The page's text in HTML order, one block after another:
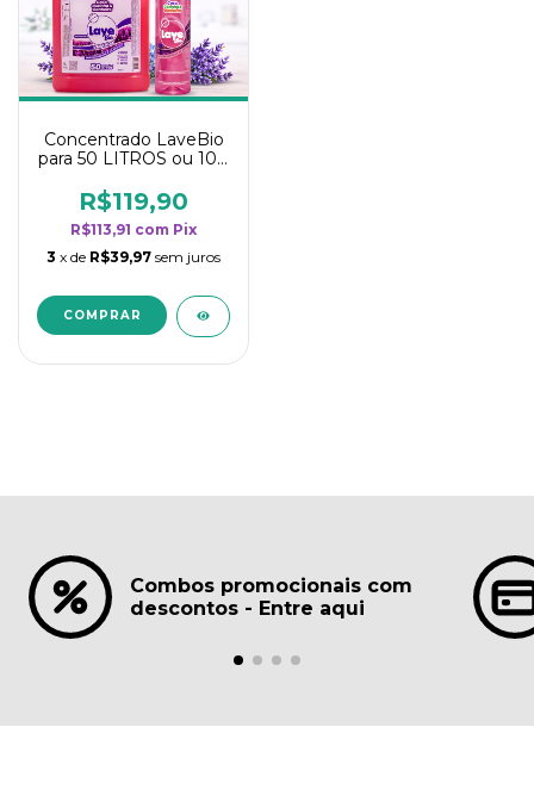
Concentrado LaveBio
para 50 LITROS ou 100
rendimento da
categoria - Lavanda
R$119,90
R$113,91 com Pix
3 x de R$39,97 sem juros
Combos promocionais com
descontos - Entre aqui